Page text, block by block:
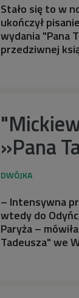
Stało się to w
ukończył
wydania "Pana
przedziwnej
»Pana
– Intensywna
wtedy do
Paryża –
Tadeusza" we